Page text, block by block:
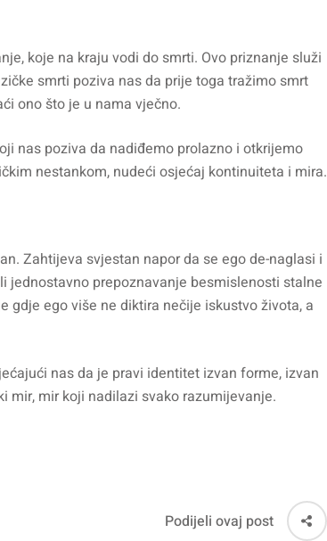
koje na kraju vodi do smrti. Ovo priznanje služi
smrti poziva nas da prije toga tražimo smrt
ono što je u nama vječno.
nas poziva da nadiđemo prolazno i otkrijemo
nestankom, nudeći osjećaj kontinuiteta i mira.
Zahtijeva svjestan napor da se ego de-naglasi i
jednostavno prepoznavanje besmislenosti stalne
gdje ego više ne diktira nečije iskustvo života, a
nas da je pravi identitet izvan forme, izvan
mir, mir koji nadilazi svako razumijevanje.
Podijeli ovaj post